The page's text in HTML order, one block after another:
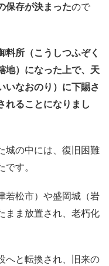
保存が決まったので
料所（こうしつふぞく
地）になった上で、天
いなおのり）に下賜さ
れることになりまし
城の中には、復旧困難
す。
若松市）や盛岡城（岩
まま放置され、老朽化
へと転換され、旧来の